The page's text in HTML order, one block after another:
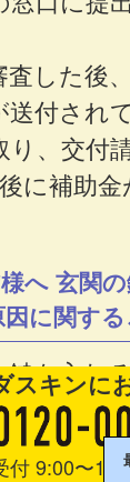
した後
付され
り、交付
に補助
へ 玄関
因に関す
鍵を入れ
できない
の原因
スキンに
付 9:00〜